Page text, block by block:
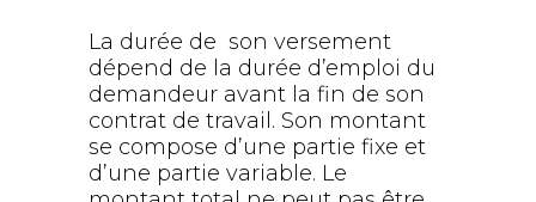
La durée de son versement
dépend de la durée d’emploi du
demandeur avant la fin de son
contrat de travail. Son montant
se compose d’une partie fixe et
d’une partie variable. Le